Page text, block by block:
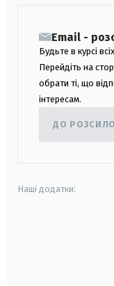
Email -
Будьте в курсі
Перейдіть на
обрати ті, що
інтересам.
ДО
Наші додатки: